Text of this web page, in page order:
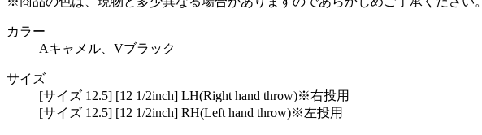
カラー
Aキャメル、Vブラック
サイズ
[サイズ 12.5] [12 1/2inch] LH(Right hand throw)※右投用
[サイズ 12.5] [12 1/2inch] RH(Left hand throw)※左投用